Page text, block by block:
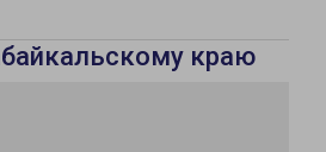
краю